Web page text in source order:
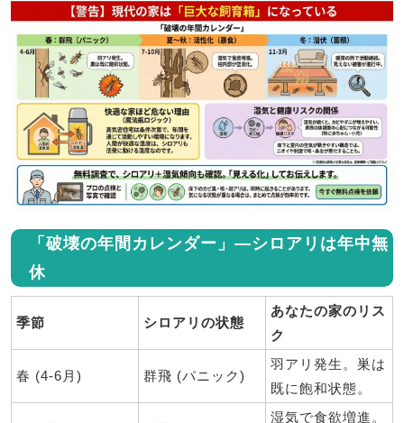
「破壊の年間カレンダー」―シロアリは年中無
休
季節 シロアリの状態
あなたの家のリス
ク
春 (4-6月) 群飛 (パニック)
羽アリ発生。巣は
既に飽和状態。
湿気で食欲増進。